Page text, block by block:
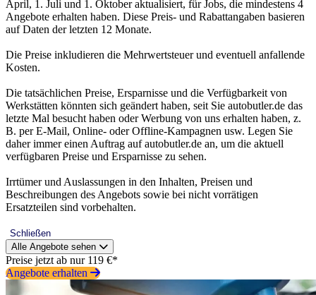
April, 1. Juli und 1. Oktober aktualisiert, für Jobs, die mindestens 4
Angebote erhalten haben. Diese Preis- und Rabattangaben basieren
auf Daten der letzten 12 Monate.
Die Preise inkludieren die Mehrwertsteuer und eventuell anfallende
Kosten.
Die tatsächlichen Preise, Ersparnisse und die Verfügbarkeit von
Werkstätten könnten sich geändert haben, seit Sie autobutler.de das
letzte Mal besucht haben oder Werbung von uns erhalten haben, z.
B. per E-Mail, Online- oder Offline-Kampagnen usw. Legen Sie
daher immer einen Auftrag auf autobutler.de an, um die aktuell
verfügbaren Preise und Ersparnisse zu sehen.
Irrtümer und Auslassungen in den Inhalten, Preisen und
Beschreibungen des Angebots sowie bei nicht vorrätigen
Ersatzteilen sind vorbehalten.
Schließen
Alle Angebote sehen
Preise jetzt ab nur 119 €*
Angebote erhalten